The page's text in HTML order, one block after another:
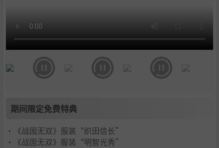
期间限定免费特典
・《战国无双》服装“织田信长”
・《战国无双》服装“明智光秀”